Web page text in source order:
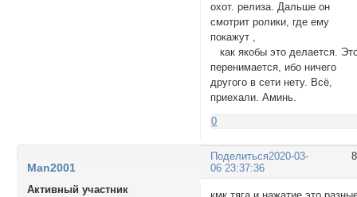
охот. релиза. Дальше он
смотрит ролики, где ему
покажут ,
как якобы это делается.
перенимается, ибо ничего
другого в сети нету. Всё,
приехали. Аминь.
0
Поделиться2020-03-
06 23:37:36
Man2001
Активный участник